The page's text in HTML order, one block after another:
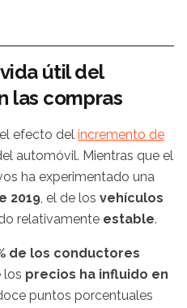
útil del
las compras
efecto del incremento de
automóvil. Mientras que el
ha experimentado una
2019, el de los vehículos
relativamente estable.
de los conductores
los precios ha influido en
puntos porcentuales